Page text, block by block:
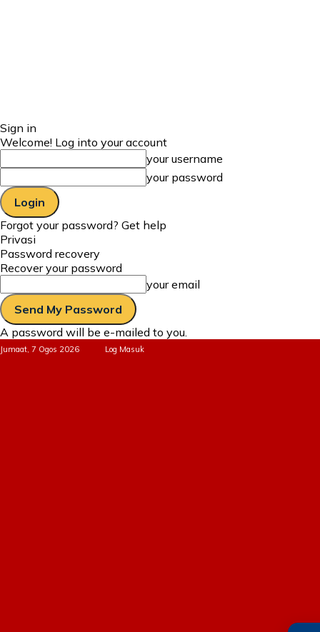
Sign in
Welcome! Log into your account
your username
your password
Forgot your password? Get help
Privasi
Password recovery
Recover your password
your email
A password will be e-mailed to you.
Jumaat, 7 Ogos 2026 Log Masuk